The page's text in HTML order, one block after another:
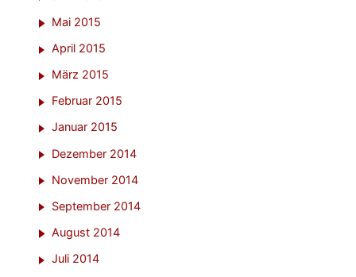
Mai 2015
April 2015
März 2015
Februar 2015
Januar 2015
Dezember 2014
November 2014
September 2014
August 2014
Juli 2014